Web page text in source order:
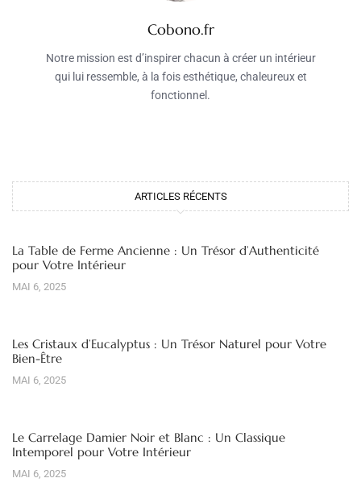
Cobono.fr
Notre mission est d’inspirer chacun à créer un intérieur
qui lui ressemble, à la fois esthétique, chaleureux et
fonctionnel.
ARTICLES RÉCENTS
La Table de Ferme Ancienne : Un Trésor d’Authenticité
pour Votre Intérieur
MAI 6, 2025
Les Cristaux d’Eucalyptus : Un Trésor Naturel pour Votre
Bien-Être
MAI 6, 2025
Le Carrelage Damier Noir et Blanc : Un Classique
Intemporel pour Votre Intérieur
MAI 6, 2025